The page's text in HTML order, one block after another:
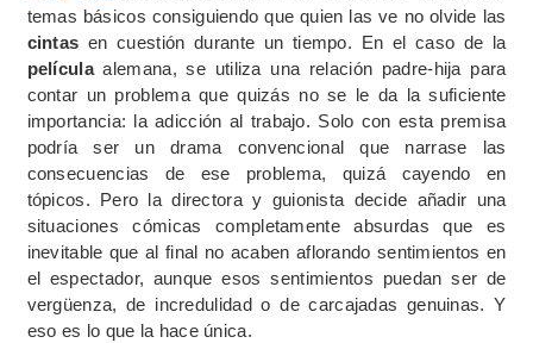
temas básicos consiguiendo que quien las ve no olvide las
cintas en cuestión durante un tiempo. En el caso de la
películaalemana, se utiliza una relación padre-hija para
contar un problema que quizás no se le da la suficiente
importancia: la adicción al trabajo. Solo con esta premisa
podría ser un drama convencional que narrase las
consecuencias de ese problema, quizá cayendo en
tópicos. Pero la directora y guionista decide añadir una
situaciones cómicas completamente absurdas que es
inevitable que al final no acaben aflorando sentimientos en
el espectador, aunque esos sentimientos puedan ser de
vergüenza, de incredulidad o de carcajadas genuinas. Y
eso es lo que la hace única.